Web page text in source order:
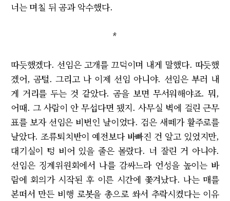
너는 며칠 뒤 곰과 악수했다.
*
따듯했겠다. 선임은 고개를 끄덕이며 내게 말했다. 따듯했
겠어, 곰털. 그리고 나 이제 선임 아니야. 선임은 부러 내
게 거리를 두는 것 같았다. 곰을 보면 무서워해야죠. 뭐,
어때. 그 사람이 안 무섭다면 됐지. 사무실 벽에 걸린 근무
표를 보자 선임은 비번인 날이었다. 검은 새떼가 활주로를
날았다. 조류퇴치반이 예전보다 바빠진 건 알고 있었지만,
대기실이 텅 비어 있을 줄은 몰랐다. 너 잘린 거 아니야.
선임은 징계위원회에서 나를 감싸느라 언성을 높이는 바
람에 회의가 시작된 후 이른 시간에 쫓겨났다. 나는 매를
본떠서 만든 비행 로봇을 총으로 쏴서 추락시켰다는 이유